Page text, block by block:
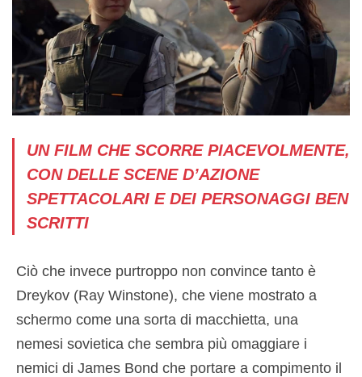
UN FILM CHE SCORRE PIACEVOLMENTE,
CON DELLE SCENE D’AZIONE
SPETTACOLARI E DEI PERSONAGGI BEN
SCRITTI
Ciò che invece purtroppo non convince tanto è
Dreykov (Ray Winstone), che viene mostrato a
schermo come una sorta di macchietta, una
nemesi sovietica che sembra più omaggiare i
nemici di James Bond che portare a compimento il